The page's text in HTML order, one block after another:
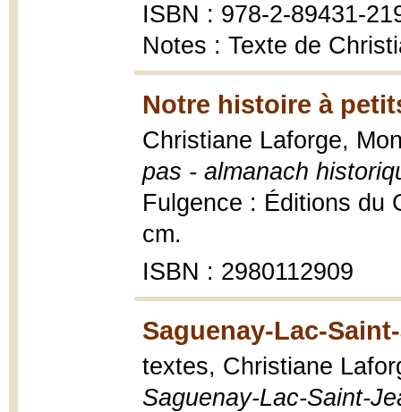
ISBN : 978-2-89431-
Notes : Texte de
Notre histoire à
Christiane Laforge,
pas - almanach
Fulgence : Éditions du
cm.
ISBN : 2980112909
Saguenay-Lac-
textes, Christiane
Saguenay-Lac-Saint-